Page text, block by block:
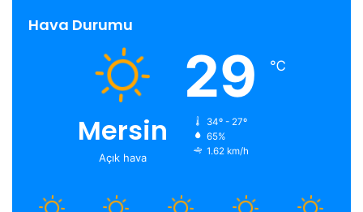
Hava Durumu
Mersin
Açık hava
29 ℃
34º - 27º
65%
1.62 km/h